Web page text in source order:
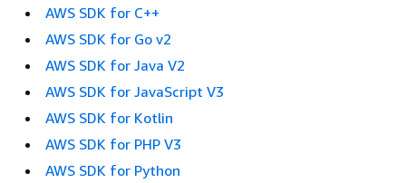
AWS SDK for C++
AWS SDK for Go v2
AWS SDK for Java V2
AWS SDK for JavaScript V3
AWS SDK for Kotlin
AWS SDK for PHP V3
AWS SDK for Python